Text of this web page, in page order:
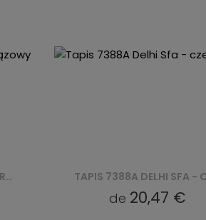
TAPIS 7388A DELHI SFA - CZERWONY
20,47 €